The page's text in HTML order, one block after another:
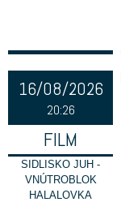
16/08/2026
20:26
FILM
SIDLISKO JUH -
VNÚTROBLOK
HALALOVKA